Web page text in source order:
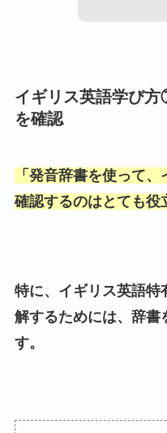
イギリス英語学び
を確認
「 発音辞書を使って、
確認するのはとても役
特に、イギリス英語特
解するためには、辞書
す。